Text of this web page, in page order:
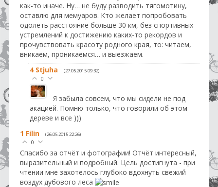
как-то иначе. Ну… не буду разводить тягомотину,
оставлю для мемуаров. Кто желает попробовать
одолеть расстояние больше 30 км, без спортивных
устремлений к достижению каких-то рекордов и
прочувствовать красоту родного края, то: читаем,
вникаем, проникаемся… и выезжаем.
4 Stjuha (27.05.2015 09:32)
0
Я забыла совсем, что мы сидели не под
акацией. Помню только, что говорили об этом
дереве и все )))
1 Filin (26.05.2015 22:26)
0
Спасибо за отчёт и фотографии! Отчёт интересный,
выразительный и подробный. Цель достигнута - при
чтении мне захотелось глубоко вдохнуть свежий
воздух дубового леса